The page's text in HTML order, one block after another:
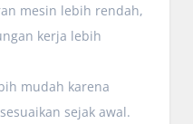
mesin lebih rendah,
kerja lebih
mudah karena
sejak awal.